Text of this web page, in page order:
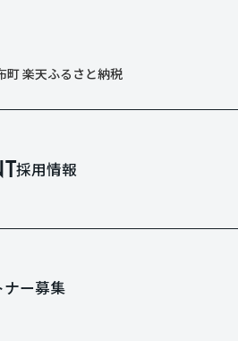
町 楽天ふるさと納税
採用情報
ー募集